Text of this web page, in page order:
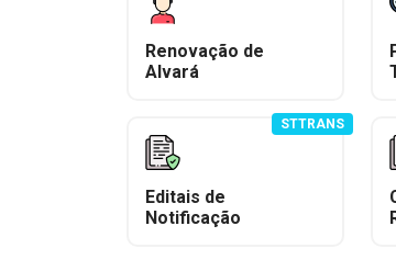
Renovação de
Alvará
Editais de
Notificação
STTRANS